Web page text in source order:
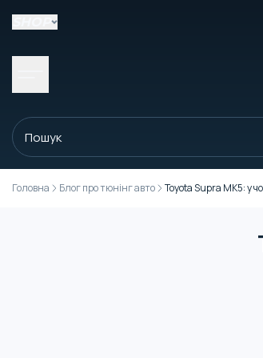
Головна Блог про тюнінг авто Toyota Supra MK5: у